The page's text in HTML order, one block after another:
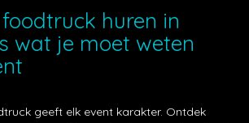
huren in
wat je moet weten
geeft elk event karakter. Ontdek